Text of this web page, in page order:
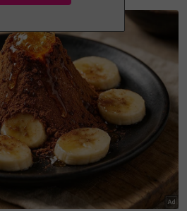
ambil isinya dan hancurkan.
bahan dan masak hingga
tidak berketul
ke dalam bekas.
selera masing-masing,
ke dalam kuah untuk